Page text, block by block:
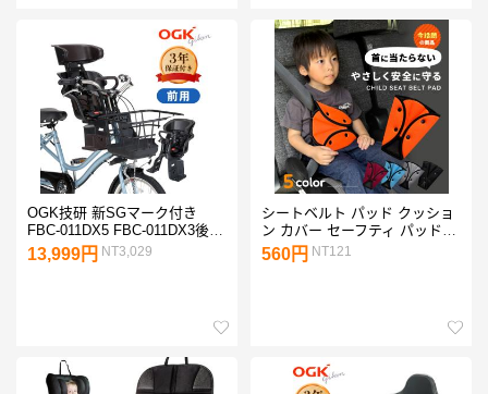
OGK技研 新SGマーク付き
FBC-011DX5 FBC-011DX3後継
モデル ヘッドレスト付コンフ
ォートフロントベビーシート1
13,999円 NT3,029
シートベルト パッド クッショ
ン カバー セーフティ パッド
大人 子供 女性 調整パッド 車
アクセサリー 調整可能 カー用
560円 NT121